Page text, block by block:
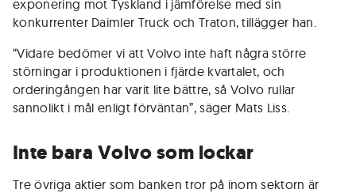
exponering mot Tyskland i jämförelse med sin
konkurrenter Daimler Truck och Traton, tillägger han.
“Vidare bedömer vi att Volvo inte haft några större
störningar i produktionen i fjärde kvartalet, och
orderingången har varit lite bättre, så Volvo rullar
sannolikt i mål enligt förväntan”, säger Mats Liss.
Inte bara Volvo som lockar
Tre övriga aktier som banken tror på inom sektorn är